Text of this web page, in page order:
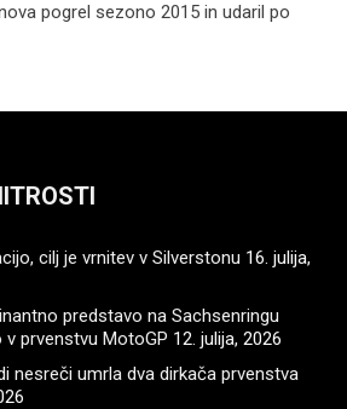
pogrel sezono 2015 in udaril po
cilj je vrnitev v Silverstonu 16. julija,
predstavo na Sachsenringu
prvenstvu MotoGP 12. julija, 2026
nesreči umrla dva dirkača prvenstva